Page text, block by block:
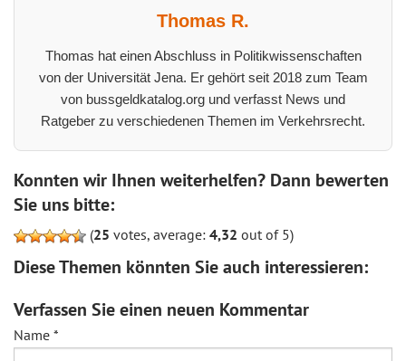
Thomas R.
Thomas hat einen Abschluss in Politikwissenschaften
von der Universität Jena. Er gehört seit 2018 zum Team
von bussgeldkatalog.org und verfasst News und
Ratgeber zu verschiedenen Themen im Verkehrsrecht.
Konnten wir Ihnen weiterhelfen? Dann bewerten
Sie uns bitte:
(25 votes, average: 4,32 out of 5)
Diese Themen könnten Sie auch interessieren:
Verfassen Sie einen neuen Kommentar
Name *